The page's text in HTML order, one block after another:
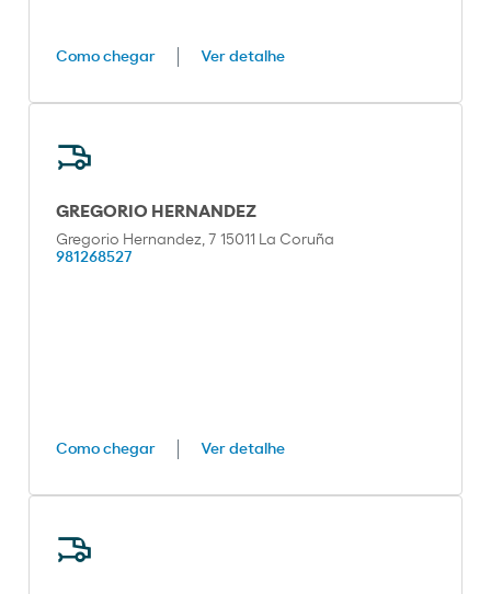
Como chegar Ver detalhe
GREGORIO HERNANDEZ
Gregorio Hernandez, 7 15011 La Coruña
981268527
Como chegar Ver detalhe